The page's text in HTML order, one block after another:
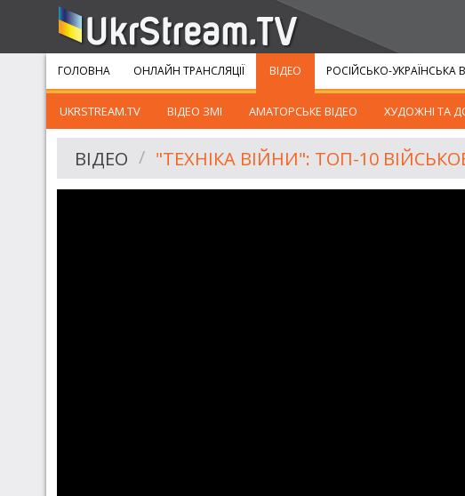
ГОЛОВНА ОНЛАЙН ТРАНСЛЯЦІЇ ВІДЕО
UKRSTREAM.TV ВІДЕО ЗМІ АМАТОРСЬКЕ ВІДЕО ХУДОЖНІ ТА
РОСІЙСЬКО-УКРАЇНСЬКА
ВІДЕО "ТЕХНІКА ВІЙНИ": ТОП-10